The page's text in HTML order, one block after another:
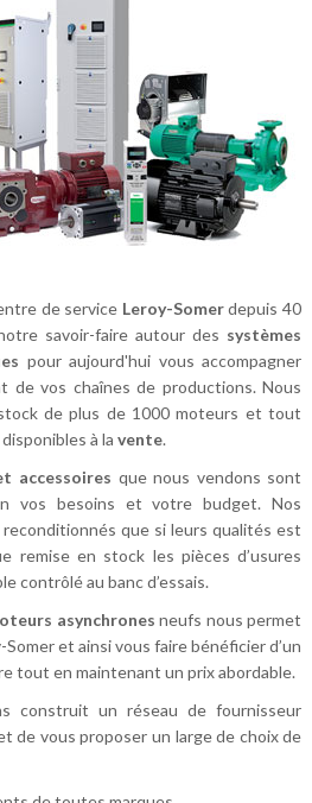
de service Leroy-Somerdepuis 40
savoir-faire autour des systèmes
pour aujourd'hui vous accompagner
de vos chaînes de productions. Nous
de plus de 1000 moteurs et tout
à la vente.
accessoires que nous vendons sont
vos besoins et votre budget. Nos
que si leurs qualités est
remise en stock les pièces d’usures
contrôlé au banc d’essais.
asynchrones neufs nous permet
et ainsi vous faire bénéficier d’un
tout en maintenant un prix abordable.
construit un réseau de fournisseur
de vous proposer un large de choix de